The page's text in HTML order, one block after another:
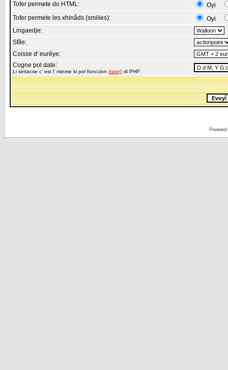
Tofer permete do HTML:
Oyi
Tofer permete les xhinåds (smilies):
Oyi
Lingaedje:
Stîle:
Coisse d' eurêye:
Cogne pol date:
Li sintacse c' est l' minme ki pol fonccion date() di PHP.
Powered